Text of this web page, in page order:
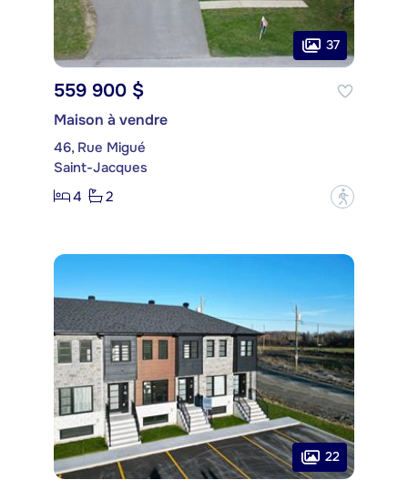
37
559 900 $
Maison à vendre
46, Rue Migué
Saint-Jacques
4
2 ?
22